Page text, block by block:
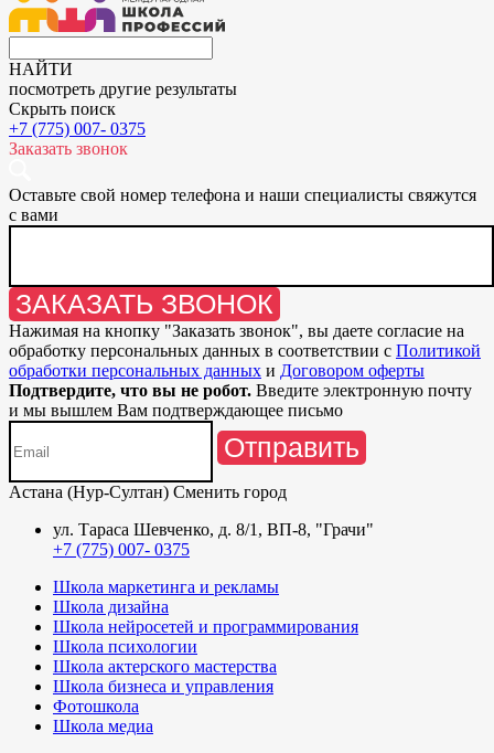
НАЙТИ
посмотреть другие результаты
Скрыть поиск
+7 (775) 007- 0375
Заказать звонок
Оставьте свой номер телефона и наши специалисты свяжутся
с вами
ЗАКАЗАТЬ ЗВОНОК
Нажимая на кнопку "Заказать звонок", вы даете согласие на
обработку персональных данных в соответствии с Политикой
обработки персональных данных и Договором оферты
Подтвердите, что вы не робот. Введите электронную почту
и мы вышлем Вам подтверждающее письмо
Отправить
Астана (Нур-Султан) Сменить город
ул. Тараса Шевченко, д. 8/1, ВП-8, "Грачи"
+7 (775) 007- 0375
Школа маркетинга и рекламы
Школа дизайна
Школа нейросетей и программирования
Школа психологии
Школа актерского мастерства
Школа бизнеса и управления
Фотошкола
Школа медиа